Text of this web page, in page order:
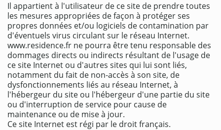
Il appartient à l'utilisateur de ce site de prendre toutes
les mesures appropriées de façon à protéger ses
propres données et/ou logiciels de contamination par
d'éventuels virus circulant sur le réseau Internet.
www.residence.fr ne pourra être tenu responsable des
dommages directs ou indirects résultant de l'usage de
ce site Internet ou d'autres sites qui lui sont liés,
notamment du fait de non-accès à son site, de
dysfonctionnements liés au réseau Internet, à
l'hébergeur du site ou l'hébergeur d'une partie du site
ou d'interruption de service pour cause de
maintenance ou de mise à jour.
Ce site Internet est régi par le droit français.